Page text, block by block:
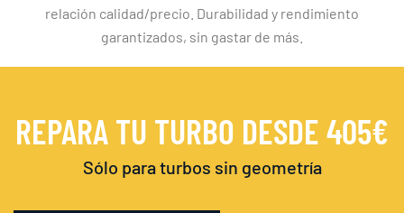
relación calidad/precio. Durabilidad y rendimiento
garantizados, sin gastar de más.
REPARA TU TURBO DESDE 405€
Sólo para turbos sin geometría